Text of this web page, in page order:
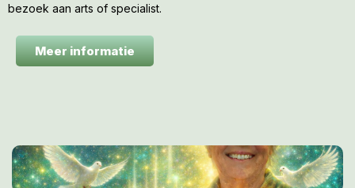
bezoek aan arts of specialist.
Meer informatie